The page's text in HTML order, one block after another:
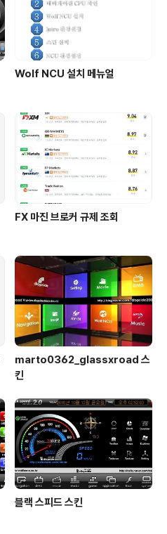
Wolf NCU 설치 메뉴얼
FX 마진 브로커 규제 조회
marto0362_glassxroad 스
킨
블랙 스피드 스킨